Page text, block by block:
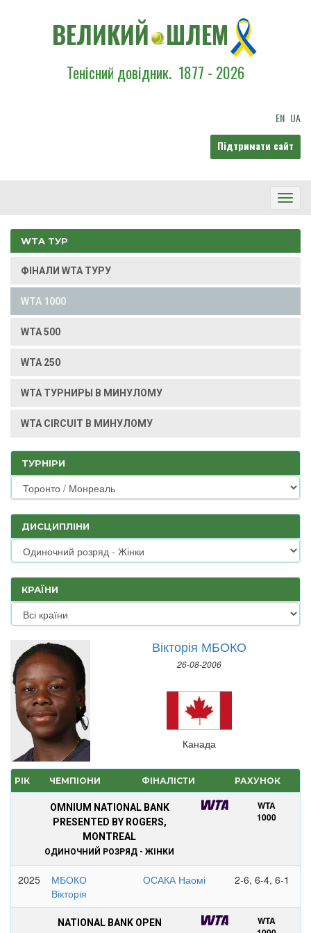
ВЕЛИКИЙ ШЛЕМ
Тенісний довідник. 1877 - 2026
EN UA
Підтримати сайт
WTA ТУР
ФІНАЛИ WTA ТУРУ
WTA 1000
WTA 500
WTA 250
WTA ТУРНИРЫ В МИНУЛОМУ
WTA CIRCUIT В МИНУЛОМУ
ТУРНІРИ
ДИСЦИПЛІНИ
КРАЇНИ
Вікторія МБОКО
26-08-2006
Канада
РІК ЧЕМПІОНИ ФІНАЛІСТИ РАХУНОК
OMNIUM NATIONAL BANK
PRESENTED BY ROGERS,
MONTREAL
ОДИНОЧНИЙ РОЗРЯД - ЖІНКИ
WTA
1000
2025
МБОКО
Вікторія
ОСАКА Наомі 2-6, 6-4, 6-1
NATIONAL BANK OPEN
WTA